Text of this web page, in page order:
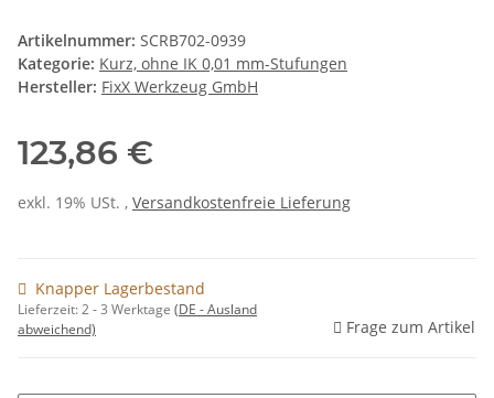
Artikelnummer: SCRB702-0939
Kategorie: Kurz, ohne IK 0,01 mm-Stufungen
Hersteller: FixX Werkzeug GmbH
123,86 €
exkl. 19% USt. , Versandkostenfreie Lieferung
Knapper Lagerbestand
Lieferzeit:2 - 3 Werktage (DE - Ausland
abweichend)
Frage zum Artikel